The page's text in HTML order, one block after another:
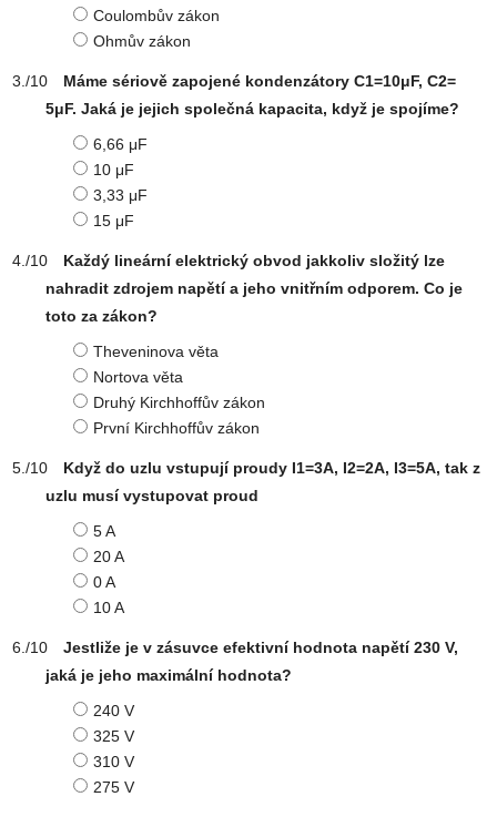
Coulombův zákon
Ohmův zákon
Máme sériově zapojené kondenzátory C1=10μF, C2=
5μF. Jaká je jejich společná kapacita, když je spojíme?
6,66 μF
10 μF
3,33 μF
15 μF
Každý lineární elektrický obvod jakkoliv složitý lze
nahradit zdrojem napětí a jeho vnitřním odporem. Co je
toto za zákon?
Theveninova věta
Nortova věta
Druhý Kirchhoffův zákon
První Kirchhoffův zákon
Když do uzlu vstupují proudy I1=3A, I2=2A, I3=5A, tak z
uzlu musí vystupovat proud
5 A
20 A
0 A
10 A
Jestliže je v zásuvce efektivní hodnota napětí 230 V,
jaká je jeho maximální hodnota?
240 V
325 V
310 V
275 V